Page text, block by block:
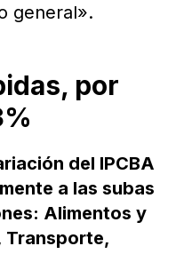
general».
por
del IPCBA
a las subas
Alimentos y
Transporte,